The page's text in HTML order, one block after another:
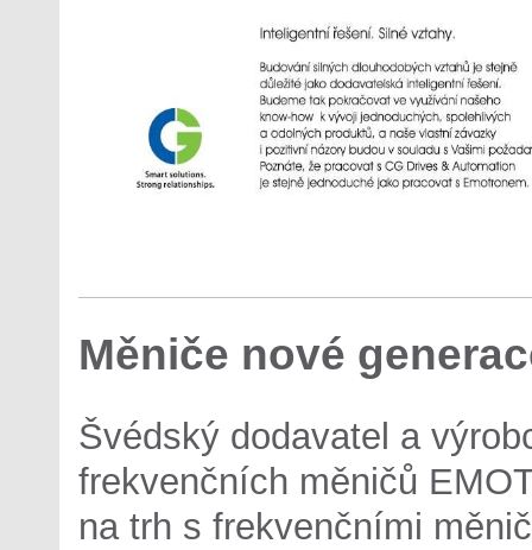
Měniče nové
Švédský dodavatel a
frekvenčních měničů
na trh s frekvenčními